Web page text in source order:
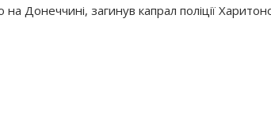
Донеччині, загинув капрал поліції